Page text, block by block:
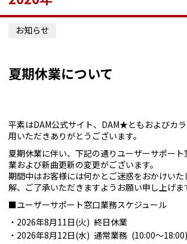
お知らせ
夏期休業について
平素はDAM公式サイト、DAM★ともおよびカラ
用いただきありがとうございます。
夏期休業に伴い、下記の通りユーザーサポー
業および新曲更新の変更がございます。
期間中はお客様には何かとご迷惑をおかけいた
解、ご了承いただきますようお願い申し上げま
■ユーザーサポート窓口業務スケジュール
2026年8月11日(火) 終日休業
2026年8月12日(水) 通常業務 (10:00～18:00)